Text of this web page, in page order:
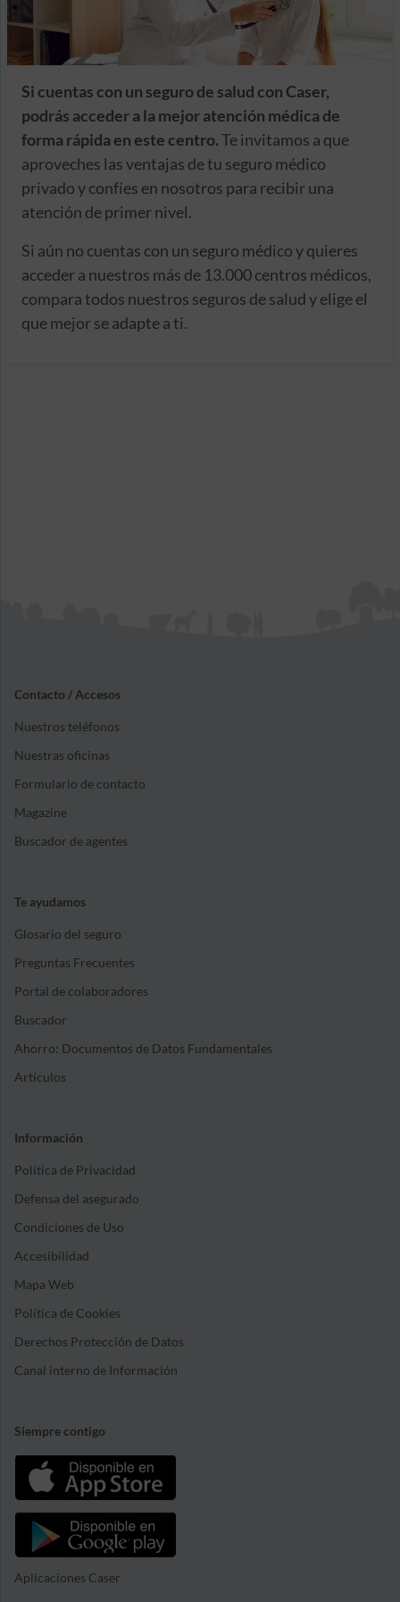
Si cuentas con un seguro de salud con Caser,
podrás acceder a la mejor atención médica de
forma rápida en este centro.Te invitamos a que
aproveches las ventajas de tu seguro médico
privado y confíes en nosotros para recibir una
atención de primer nivel.
Si aún no cuentas con un seguro médico y quieres
acceder a nuestros más de 13.000 centros médicos,
compara todos nuestros seguros de salud y elige el
que mejor se adapte a ti.
Contacto / Accesos
Nuestros teléfonos
Nuestras oficinas
Formulario de contacto
Magazine
Buscador de agentes
Te ayudamos
Glosario del seguro
Preguntas Frecuentes
Portal de colaboradores
Buscador
Ahorro: Documentos de Datos Fundamentales
Artículos
Información
Política de Privacidad
Defensa del asegurado
Condiciones de Uso
Accesibilidad
Mapa Web
Política de Cookies
Derechos Protección de Datos
Canal interno de Información
Siempre contigo
Aplicaciones Caser